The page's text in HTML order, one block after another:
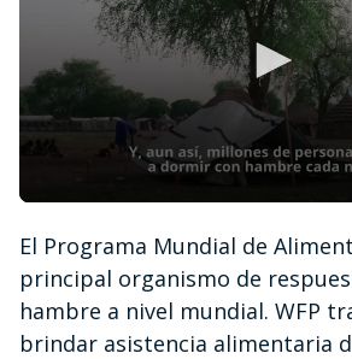
of
minute,
12
seconds
El Programa Mundial de
principal organismo de
hambre a nivel mundial. WFP
brindar asistencia alimentaria